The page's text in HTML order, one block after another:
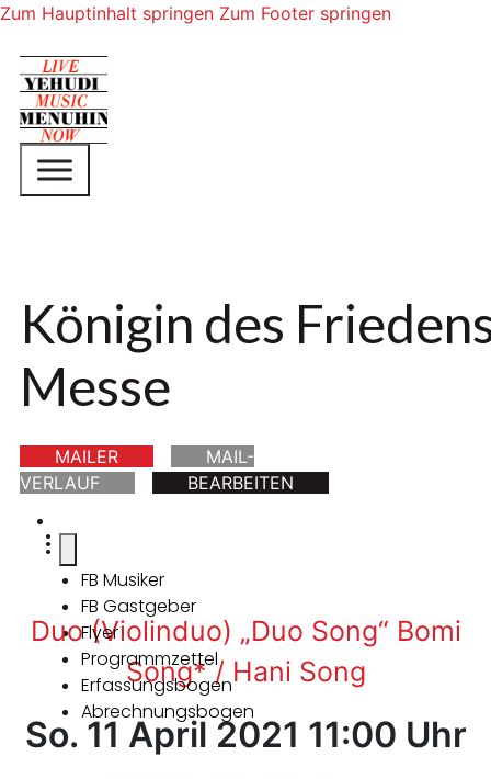
Zum Hauptinhalt springen Zum Footer springen
Königin des
Messe
MAILER
MAIL-
VERLAUF
BEARBEITEN
FB Musiker
FB Gastgeber
Flyer
Programmzettel
Erfassungsbogen
Abrechnungsbogen
Duo (Violinduo) „Duo Song“ Bomi
Song* / Hani Song
So. 11 April 2021 11:00 Uhr